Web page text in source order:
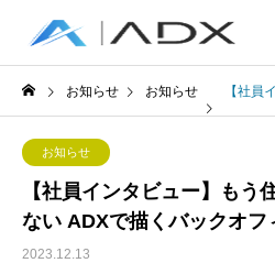
お知らせ お知らせ 【社員インタビ
お知らせ
【社員インタビュー】もう
ない ADXで描くバックオフ
2023.12.13